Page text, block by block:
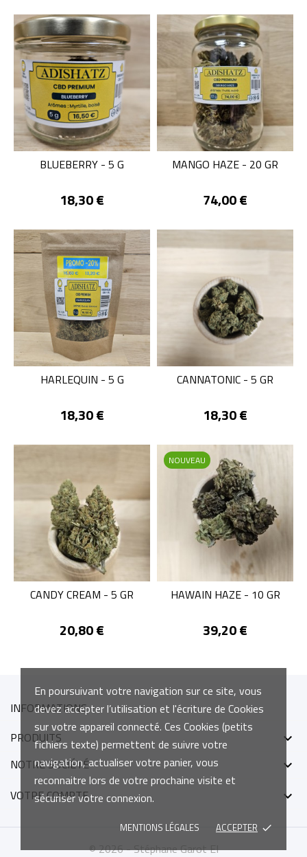
En poursuivant votre navigation sur ce site, vous
devez accepter l’utilisation et l'écriture de Cookies
sur votre appareil connecté. Ces Cookies (petits
fichiers texte) permettent de suivre votre
navigation, actualiser votre panier, vous
reconnaitre lors de votre prochaine visite et
sécuriser votre connexion.
MENTIONS LÉGALES ACCEPTER done
BLUEBERRY - 5 G
Prix
18,30 €
MANGO HAZE - 20 GR
Prix
74,00 €
HARLEQUIN - 5 G
Prix
18,30 €
CANNATONIC - 5 GR
Prix
18,30 €
CANDY CREAM - 5 GR
Prix
20,80 €
HAWAIN HAZE - 10 GR
Prix
39,20 €
NOUVEAU
INFORMATIONS
PRODUITS

NOTRE SOCIÉTÉ

VOTRE COMPTE

© 2026 - Stéphane Garot EI